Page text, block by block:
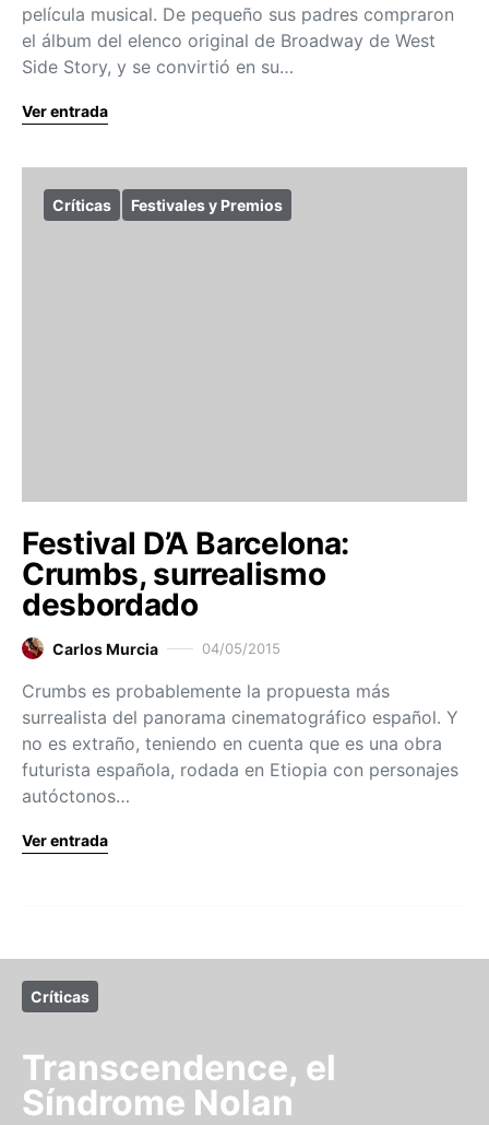
película musical. De pequeño sus padres compraron
el álbum del elenco original de Broadway de West
Side Story, y se convirtió en su…
Ver entrada
Críticas Festivales y Premios
Festival D’A Barcelona:
Crumbs, surrealismo
desbordado
Carlos Murcia 04/05/2015
Crumbs es probablemente la propuesta más
surrealista del panorama cinematográfico español. Y
no es extraño, teniendo en cuenta que es una obra
futurista española, rodada en Etiopia con personajes
autóctonos…
Ver entrada
Críticas
Transcendence, el
Síndrome Nolan